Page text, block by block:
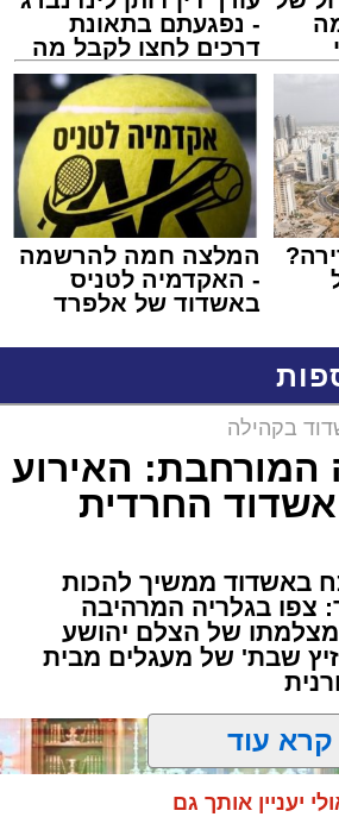
- נפגעתם בתאונת
דרכים לחצו לקבל מה
שמגיע לכם
המלצה חמה להרשמה
- האקדמיה לטניס
באשדוד של אלפרד
בקהילה
המורחבת: האירוע
החרדית
באשדוד ממשיך להכות
צפו בגלריה המרהיבה
של הצלם יהושע
שבת' של מעגלים מבית
קרא עוד
יעניין אותך גם